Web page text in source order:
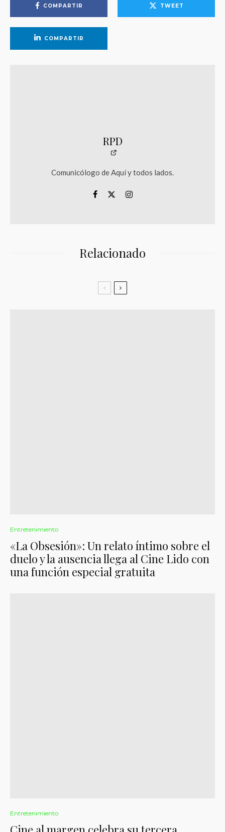
COMPARTIR TWEET
COMPARTIR
RPD
Comunicólogo de Aquí y todos lados.
Relacionado
Entretenimiento
«La Obsesión»: Un relato íntimo sobre el
duelo y la ausencia llega al Cine Lido con
una función especial gratuita
Entretenimiento